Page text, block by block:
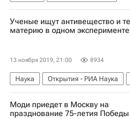
РПЛ 2026-2027 (Чемпионат России
Локомотив (Москва)
Исо
Ученые ищут антивещество и
материю в одном эксперименте
13 ноября 2019, 21:00 8934
Наука Открытия - РИА Наука
Моди приедет в Москву на
празднование 75-летия Победы